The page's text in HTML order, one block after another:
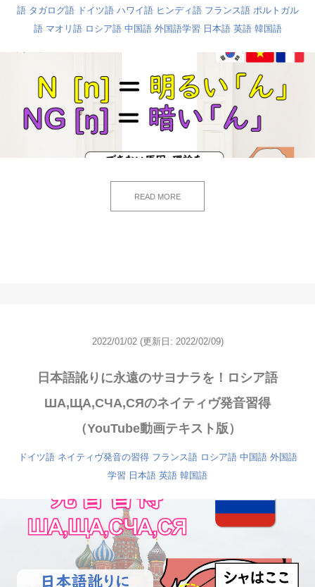
語 タガログ語 ドイツ語 ハワイ語 ヒンディ語 フランス語 ポルトガル
語 マオリ語 ロシア語 中国語 外国語学習 日本語 英語 韓国語
READ MORE
2022/01/02 (更新日: 2022/02/09)
日本語訛りに永遠のサヨナラを！ロシア語
ША,ЩА,СЧА,СЯのネイティヴ発音習得
（YouTube動画テキスト版）
ドイツ語 ネイティヴ発音の習得 フランス語 ロシア語 中国語 外国語
学習 日本語 英語 韓国語